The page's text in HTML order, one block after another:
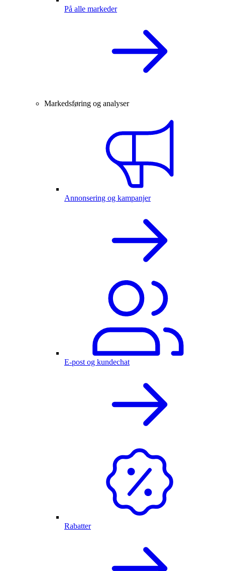
På alle markeder
Markedsføring og analyser
Annonsering og kampanjer
E-post og kundechat
Rabatter